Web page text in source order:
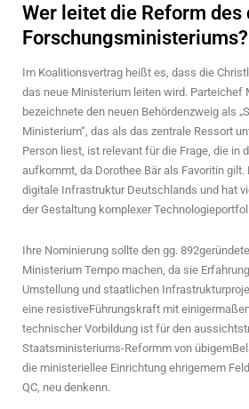
Wer leitet die Reform des
Forschungsministeriums?
Im Koalitionsvertrag heißt es, dass die
das neue Ministerium leiten wird. Parteichef
bezeichnete den neuen Behördenzweig als
Ministerium“, das als das zentrale Ressort
Person liest, ist relevant für die Frage, die in
aufkommt, da Dorothee Bär als Favoritin gilt.
digitale Infrastruktur Deutschlands und hat
der Gestaltung komplexer
Ihre Nominierung sollte den gg.
Ministerium Tempo machen, da sie
Umstellung und staatlichen
eine resistiveFührungskraft mit
technischer Vorbildung ist für den
Staatsministeriums-Reformm von
die ministeriellee Einrichtung ehrigemem
QC, neu denkenn.